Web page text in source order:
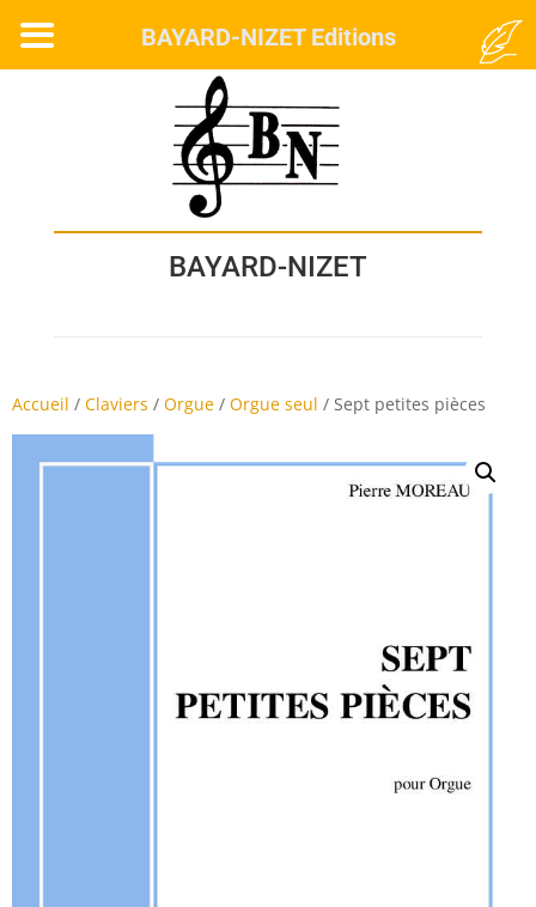
BAYARD-NIZET
Accueil / Claviers / Orgue / Orgue seul / Sept petites pièces
BAYARD-NIZET Editions